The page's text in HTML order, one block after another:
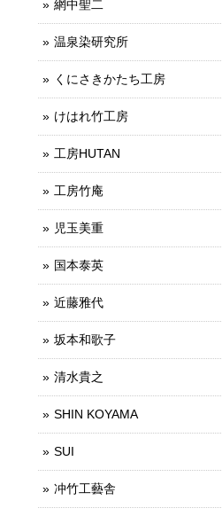
網中聖二
温泉染研究所
くにさきかたち工房
けはれ竹工房
工房HUTAN
工房竹庵
児玉美重
国本泰英
近藤雅代
坂本和歌子
清水貴之
SHIN KOYAMA
SUI
冲竹工藝舎